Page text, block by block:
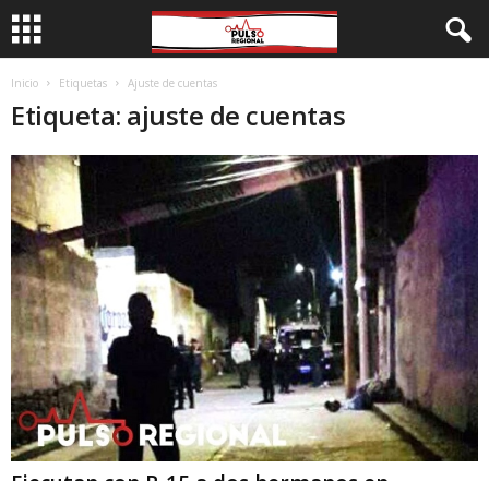
Inicio Etiquetas Ajuste de cuentas
Etiqueta: ajuste de cuentas